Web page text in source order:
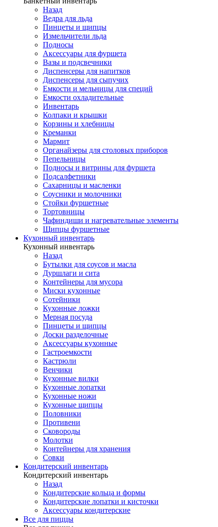
Назад
Ведра для льда
Пинцеты и щипцы
Измельчители льда
Подносы
Аксессуары для фуршета
Вазы и подсвечники
Диспенсеры для напитков
Диспенсеры для сыпучих
Емкости и мельницы для специй
Емкости охладительные
Инвентарь
Колпаки и крышки
Корзины и хлебницы
Креманки
Мармит
Органайзеры для столовых приборов
Пепельницы
Подносы и витрины для фуршета
Подсалфетники
Сахарницы и масленки
Соусники и молочники
Стойки фуршетные
Тортовницы
Чафиндиши и нагревательные элементы
Щипцы фуршетные
Кухонный инвентарь
Кухонный инвентарь
Назад
Бутылки для соусов и масла
Дуршлаги и сита
Контейнеры для мусора
Миски кухонные
Сотейники
Кухонные ложки
Мерная посуда
Пинцеты и щипцы
Доски разделочные
Аксессуары кухонные
Гастроемкости
Кастрюли
Венчики
Кухонные вилки
Кухонные лопатки
Кухонные ножи
Кухонные щипцы
Половники
Противени
Сковороды
Молотки
Контейнеры для хранения
Совки
Кондитерский инвентарь
Кондитерский инвентарь
Назад
Кондитерские кольца и формы
Кондитерские лопатки и кисточки
Аксессуары кондитерские
Все для пиццы